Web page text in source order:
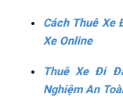
Cách Thuê Xe
Xe Online
Thuê Xe Đi
Nghiệm An